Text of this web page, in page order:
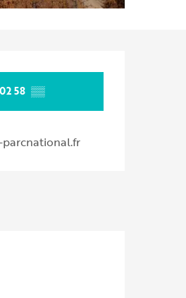
coordonnées
58 ▒▒